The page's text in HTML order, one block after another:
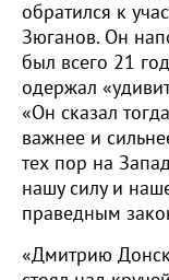
обратился к
Зюганов. Он
был всего 21
одержал
«Он сказал
важнее и
тех пор на
нашу силу и
праведным
«Дмитрию